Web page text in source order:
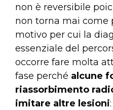
non è reversibile
non torna mai come
motivo per cui la
essenziale del
occorre fare molta
fase perché alcune
riassorbimento
imitare altre lesioni